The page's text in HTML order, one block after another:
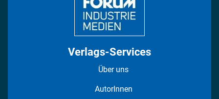
Verlags-Services
Über uns
AutorInnen